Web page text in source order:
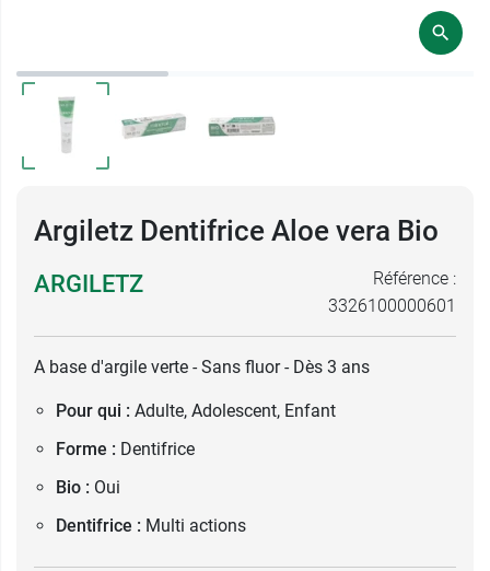
Argiletz Dentifrice Aloe vera Bio
ARGILETZ
Référence :
3326100000601
A base d'argile verte - Sans fluor - Dès 3 ans
Pour qui : Adulte, Adolescent, Enfant
Forme : Dentifrice
Bio : Oui
Dentifrice : Multi actions